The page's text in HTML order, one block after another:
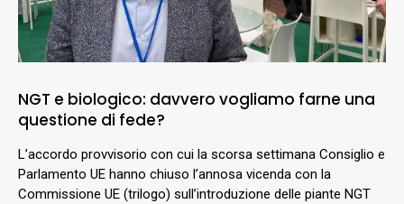
NGT e biologico: davvero vogliamo farne una
questione di fede?
L’accordo provvisorio con cui la scorsa settimana Consiglio e
Parlamento UE hanno chiuso l’annosa vicenda con la
Commissione UE (trilogo) sull’introduzione delle piante NGT